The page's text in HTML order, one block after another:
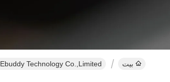
بيت Ebuddy Technology Co.,Limited المنتجات عبر الإنترنت